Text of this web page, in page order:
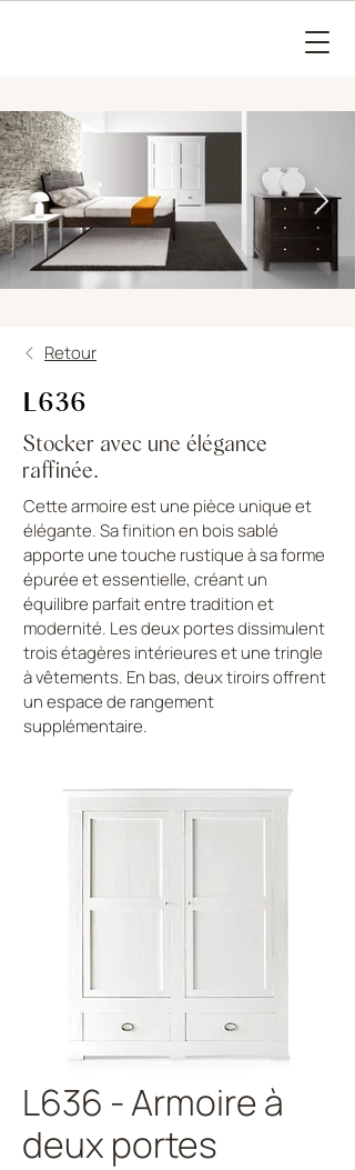
Retour
L636
Stocker avec une élégance
raffinée.
Cette armoire est une pièce unique et
élégante. Sa finition en bois sablé
apporte une touche rustique à sa forme
épurée et essentielle, créant un
équilibre parfait entre tradition et
modernité. Les deux portes dissimulent
trois étagères intérieures et une tringle
à vêtements. En bas, deux tiroirs offrent
un espace de rangement
supplémentaire.
L636 - Armoire à
deux portes